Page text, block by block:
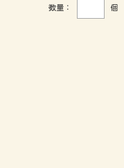
数量： 個